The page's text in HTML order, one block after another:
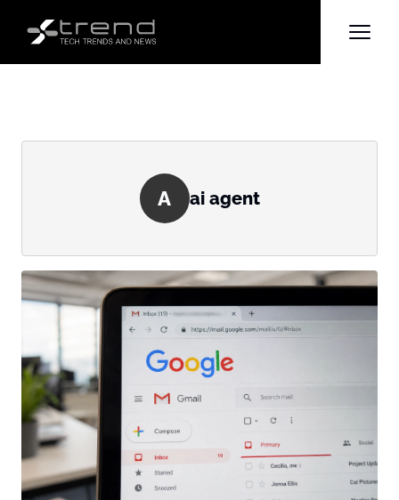
A ai agent